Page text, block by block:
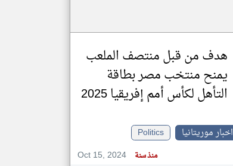
هدف من قبل منتصف الملعب
يمنح منتخب مصر بطاقة
التأهل لكأس أمم إفريقيا 2025
اخبار موريتانيا
Politics
Oct 15, 2024
منذ سنة